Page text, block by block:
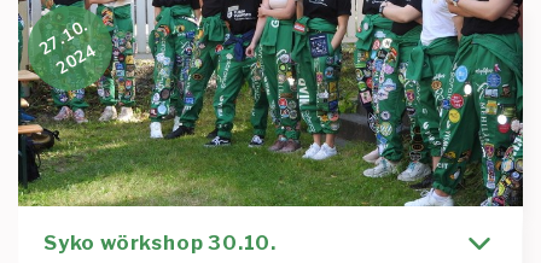
27.10.
2024
Syko wörkshop 30.10.